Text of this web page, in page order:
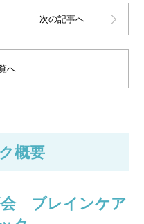
次の記事へ
へ
概要
会 ブレインケア